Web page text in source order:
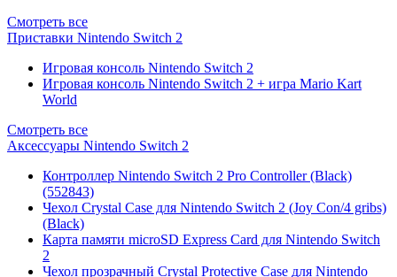
Смотреть все
Приставки Nintendo Switch 2
Игровая консоль Nintendo Switch 2
Игровая консоль Nintendo Switch 2 + игра Mario Kart
World
Смотреть все
Аксессуары Nintendo Switch 2
Контроллер Nintendo Switch 2 Pro Controller (Black)
(552843)
Чехол Сrystal Сase для Nintendo Switch 2 (Joy Con/4 gribs)
(Black)
Карта памяти microSD Express Card для Nintendo Switch
2
Чехол прозрачный Crystal Protective Case для Nintendo